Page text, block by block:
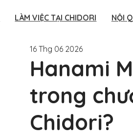
LÀM VIỆC TẠI CHIDORI NỘI
16 Thg 06 2026
Hanami
trong
Chidori?